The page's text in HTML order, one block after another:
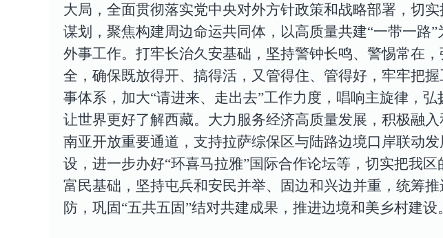
大局， 全面贯彻落实党中央对外方针政策和战略部署，切
谋划，聚焦构建周边命运共同体，以高质量共建“一带一路
外事工作。 打牢长治久安基础， 坚持警钟长鸣、警惕常在
全，确保既放得开、搞得活，又管得住、管得好，牢牢把
事体系，加大“请进来、走出去”工作力度，唱响主旋律，
让世界更好了解西藏。 大力服务经济高质量发展， 积极融
南亚开放重要通道，支持拉萨综保区与陆路边境口岸联动
设，进一步办好“环喜马拉雅”国际合作论坛等，切实把我
富民基础， 坚持屯兵和安民并举、固边和兴边并重，统筹
防，巩固“五共五固”结对共建成果，推进边境和美乡村建设。